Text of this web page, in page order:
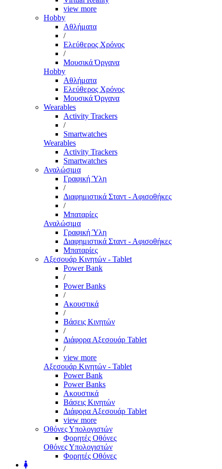
view more
Hobby
Αθλήματα
/
Ελεύθερος Χρόνος
/
Μουσικά Όργανα
Hobby
Αθλήματα
Ελεύθερος Χρόνος
Μουσικά Όργανα
Wearables
Activity Trackers
/
Smartwatches
Wearables
Activity Trackers
Smartwatches
Αναλώσιμα
Γραφική Ύλη
/
Διαφημιστικά Σταντ - Αφισοθήκες
/
Μπαταρίες
Αναλώσιμα
Γραφική Ύλη
Διαφημιστικά Σταντ - Αφισοθήκες
Μπαταρίες
Αξεσουάρ Κινητών - Tablet
Power Bank
/
Power Banks
/
Ακουστικά
/
Βάσεις Κινητών
/
Διάφορα Αξεσουάρ Tablet
/
view more
Αξεσουάρ Κινητών - Tablet
Power Bank
Power Banks
Ακουστικά
Βάσεις Κινητών
Διάφορα Αξεσουάρ Tablet
view more
Οθόνες Υπολογιστών
Φορητές Οθόνες
Οθόνες Υπολογιστών
Φορητές Οθόνες